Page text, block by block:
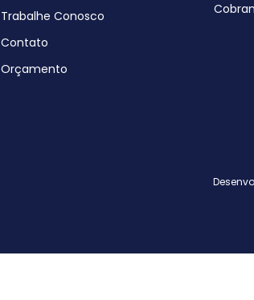
Trabalhe Conosco
Contato
Orçamento